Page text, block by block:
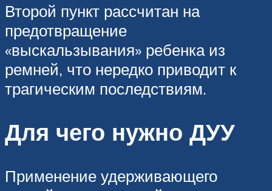
Второй пункт рассчитан на
предотвращение
«выскальзывания» ребенка из
ремней, что нередко приводит к
трагическим последствиям.
Для чего нужно ДУУ
Применение удерживающего